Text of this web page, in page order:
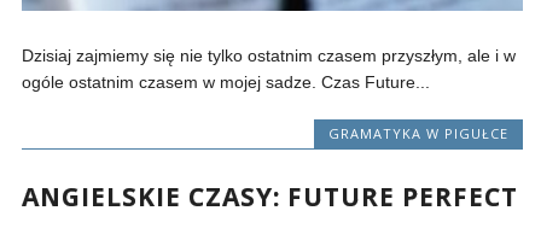
Dzisiaj zajmiemy się nie tylko ostatnim czasem przyszłym, ale i w
ogóle ostatnim czasem w mojej sadze. Czas Future...
GRAMATYKA W PIGUŁCE
ANGIELSKIE CZASY: FUTURE PERFECT